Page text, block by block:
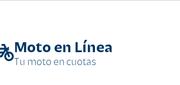
Moto en Línea
Tu moto en cuotas